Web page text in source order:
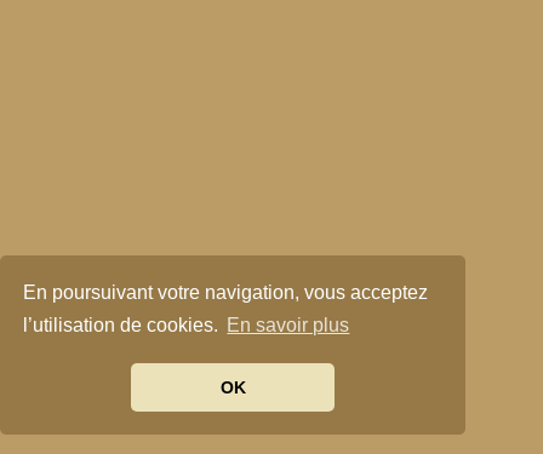
En poursuivant votre navigation, vous acceptez
l’utilisation de cookies. En savoir plus
OK